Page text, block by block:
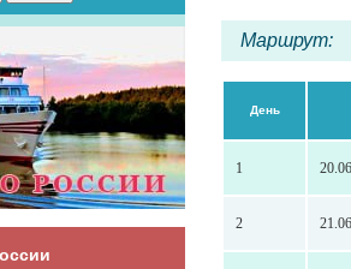
Маршрут:
День
1
2